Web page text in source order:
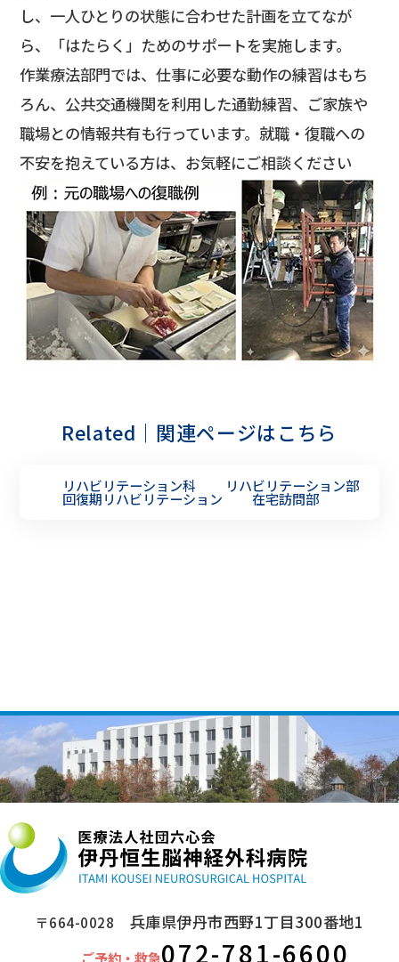
し、一人ひとりの状態に合わせた計画を立てなが
ら、「はたらく」ためのサポートを実施します。
作業療法部門では、仕事に必要な動作の練習はもち
ろん、公共交通機関を利用した通勤練習、ご家族や
職場との情報共有も行っています。就職・復職への
不安を抱えている方は、お気軽にご相談ください
Related｜関連ページはこちら
リハビリテーション科 リハビリテーション部
回復期リハビリテーション 在宅訪問部
〒664-0028 兵庫県伊丹市西野1丁目300番地1
ご予約・救急072-781-6600